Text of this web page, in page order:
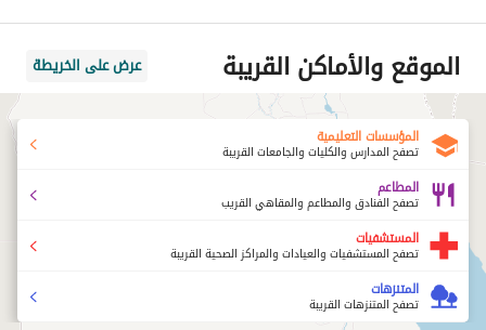
الموقع والأماكن القريبة عرض على الخريطة
المؤسسات التعليمية
تصفح المدارس والكليات والجامعات القريبة
المطاعم
تصفح الفنادق والمطاعم والمقاهي القريب
المستشفيات
تصفح المستشفيات والعيادات والمراكز الصحية القريبة
المتنزهات
تصفح المتنزهات القريبة